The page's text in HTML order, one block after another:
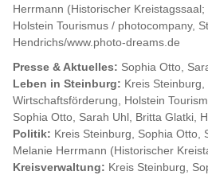
Herrmann (Historischer Kreistagssaal;
Holstein Tourismus / photocompany,
Hendrichs/www.photo-dreams.de
Presse & Aktuelles: Sophia Otto,
Leben in Steinburg: Kreis
Wirtschaftsförderung, Holstein
Sophia Otto, Sarah Uhl, Britta Glatki,
Politik: Kreis Steinburg, Sophia Otto,
Melanie Herrmann (Historischer
Kreisverwaltung: Kreis Steinburg,